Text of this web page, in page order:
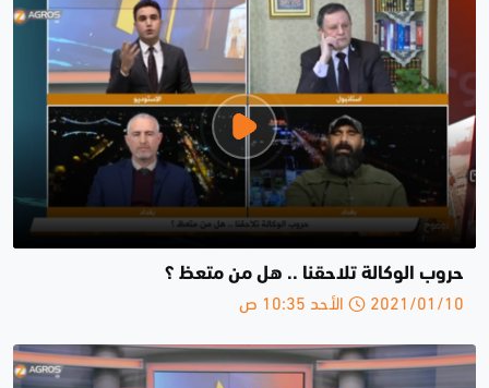
حروب الوكالة تلاحقنا .. هل من متعظ ؟
2021/01/10 الأحد 10:35 ص